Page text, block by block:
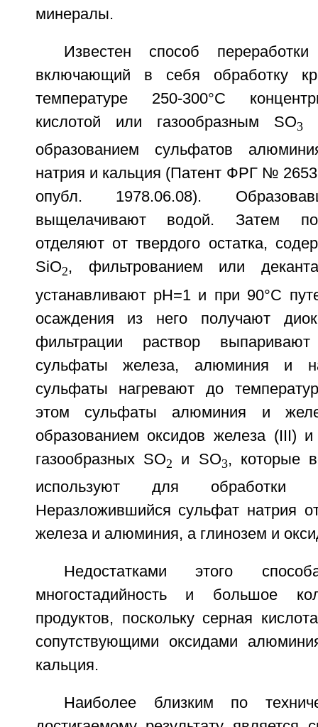
минералы.
Известен способ
включающий в себя обработку
температуре 250-300°С
кислотой или газообразным SO3
образованием сульфатов
натрия и кальция (Патент ФРГ №
опубл. 1978.06.08).
выщелачивают водой. Затем
отделяют от твердого остатка,
SiO2, фильтрованием или
устанавливают рН=1 и при 90°С
осаждения из него получают
фильтрации раствор
сульфаты железа, алюминия и
сульфаты нагревают до
этом сульфаты алюминия и
образованием оксидов железа (III)
газообразных SO2 и SO3, которые
используют для обработки
Неразложившийся сульфат натрия
железа и алюминия, а глинозем и
Недостатками этого
многостадийность и большое
продуктов, поскольку серная
сопутствующими оксидами
кальция.
Наиболее близким по